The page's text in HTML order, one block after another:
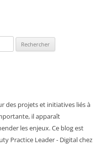
des projets et initiatives liés à
il apparaît
les enjeux. Ce blog est
Practice Leader - Digital chez